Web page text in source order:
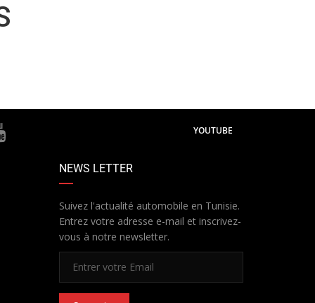
YOUTUBE
NEWS LETTER
Suivez l'actualité automobile en Tunisie.
Entrez votre adresse e-mail et inscrivez-
vous à notre newsletter.